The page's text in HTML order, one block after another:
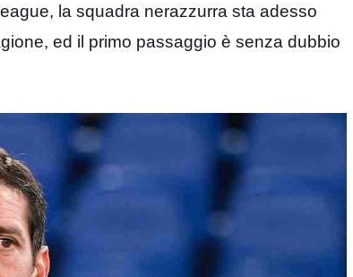
la squadra nerazzurra sta adesso
ed il primo passaggio è senza dubbio